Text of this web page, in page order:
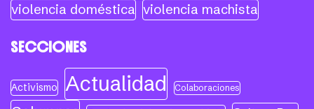
violencia doméstica violencia machista
SECCIONES
Activismo Actualidad Colaboraciones